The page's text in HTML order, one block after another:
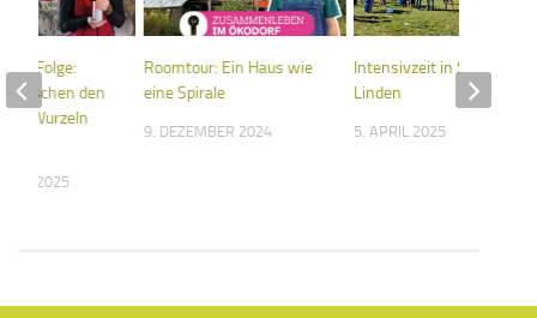
Roomtour: Ein Haus wie
eine Spirale
9. DEZEMBER 2024
Intensivzeit in Sieben
Linden
5. APRIL 2025
Folge:
Zwischen den
Wurzeln
2025